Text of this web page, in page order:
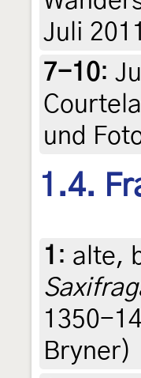
Juli
7-10:
und
1.4.
1 : alte,
1350-
Bryner)